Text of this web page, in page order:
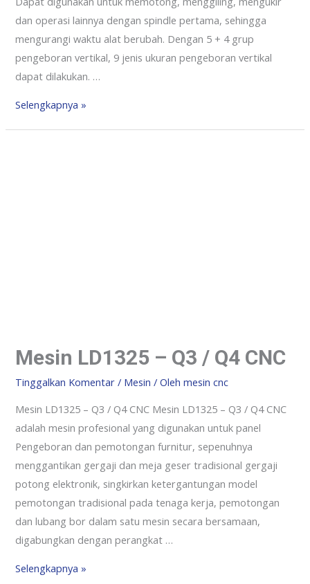
dan operasi lainnya dengan spindle pertama, sehingga
mengurangi waktu alat berubah. Dengan 5 + 4 grup
pengeboran vertikal, 9 jenis ukuran pengeboran vertikal
dapat dilakukan. …
Selengkapnya »
Mesin LD1325 – Q3 / Q4 CNC
Tinggalkan Komentar / Mesin / Olehmesin cnc
Mesin LD1325 – Q3 / Q4 CNC Mesin LD1325 – Q3 / Q4 CNC
adalah mesin profesional yang digunakan untuk panel
Pengeboran dan pemotongan furnitur, sepenuhnya
menggantikan gergaji dan meja geser tradisional gergaji
potong elektronik, singkirkan ketergantungan model
pemotongan tradisional pada tenaga kerja, pemotongan
dan lubang bor dalam satu mesin secara bersamaan,
digabungkan dengan perangkat …
Selengkapnya »